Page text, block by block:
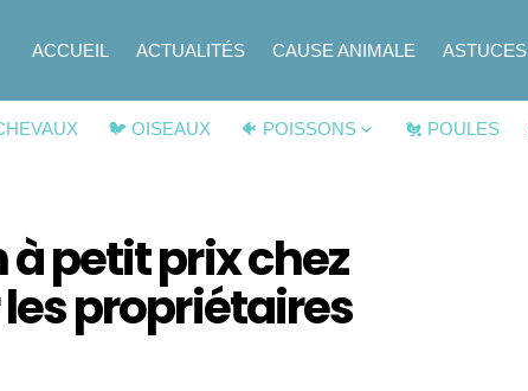
ACCUEIL ACTUALITÉS CAUSE ANIMALE ASTUCES
🐦 OISEAUX 🐠 POISSONS 🐔 POULES
petit prix chez
propriétaires